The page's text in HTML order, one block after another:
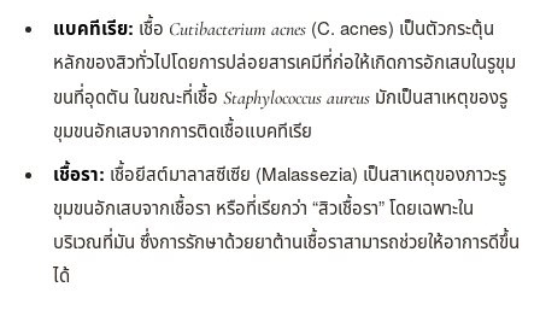
แบคทีเรีย: เชื้อ Cutibacterium acnes (C. acnes) เป็นตัวกระตุ้น
หลักของสิวทั่วไปโดยการปล่อยสารเคมีที่ก่อให้เกิดการอักเสบในรูขุม
ขนที่อุดตัน ในขณะที่เชื้อ Staphylococcus aureus มักเป็นสาเหตุของรู
ขุมขนอักเสบจากการติดเชื้อแบคทีเรีย
เชื้อรา: เชื้อยีสต์มาลาสซีเซีย (Malassezia) เป็นสาเหตุของภาวะรู
ขุมขนอักเสบจากเชื้อรา หรือที่เรียกว่า “สิวเชื้อรา” โดยเฉพาะใน
บริเวณที่มัน ซึ่งการรักษาด้วยยาต้านเชื้อราสามารถช่วยให้อาการดีขึ้น
ได้